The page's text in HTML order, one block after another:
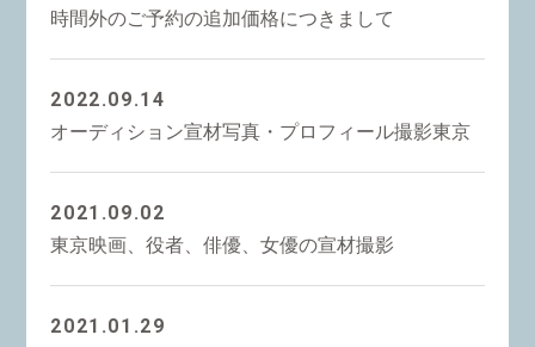
時間外のご予約の追加価格につきまして
2022.09.14
オーディション宣材写真・プロフィール撮影東京
2021.09.02
東京映画、役者、俳優、女優の宣材撮影
2021.01.29